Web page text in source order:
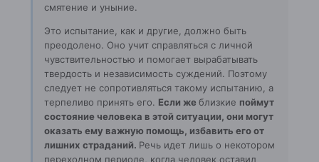
смятение и уныние.
Это испытание, как и другие, должно быть
преодолено. Оно учит справляться с личной
чувствительностью и помогает вырабатывать
твердость и независимость суждений. Поэтому
следует не сопротивляться такому испытанию, а
терпеливо принять его. Если жеблизкие поймут
состояние человека в этой ситуации, они могут
оказать ему важную помощь, избавить его от
лишних страданий. Речь идет лишь о некотором
переходном периоде, когда человек оставил